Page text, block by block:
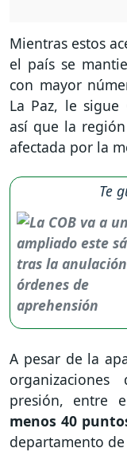
Mientras estos
el país se
con mayor
La Paz, le sigue
así que la
afectada por la
Te
A pesar de la
presión, entre
menos 40
departamento de